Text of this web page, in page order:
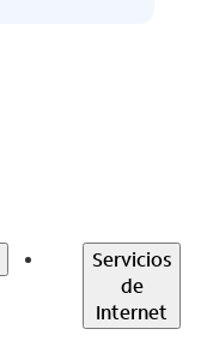
Servicios
de
Internet